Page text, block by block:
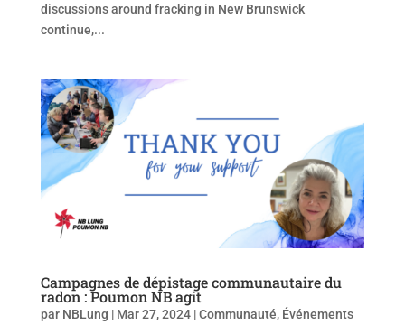
discussions around fracking in New Brunswick
continue,...
Campagnes de dépistage communautaire du
radon : Poumon NB agit
par NBLung | Mar 27, 2024|Communauté, Événements